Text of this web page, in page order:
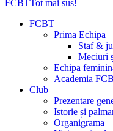
FCBTTot mai sus!
FCBT
Prima Echipa
Staf &
Meciuri
Echipa
Academia
Club
Prezentare
Istorie și
Organigrama